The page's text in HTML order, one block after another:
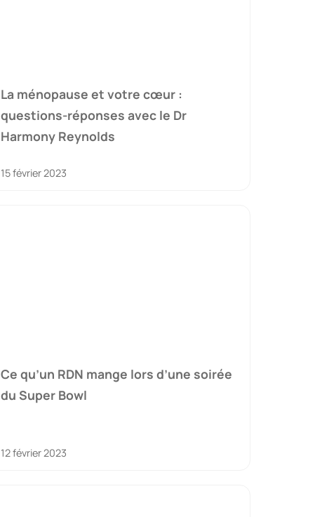
La ménopause et votre cœur :
questions-réponses avec le Dr
Harmony Reynolds
15 février 2023
Ce qu’un RDN mange lors d’une soirée
du Super Bowl
12 février 2023